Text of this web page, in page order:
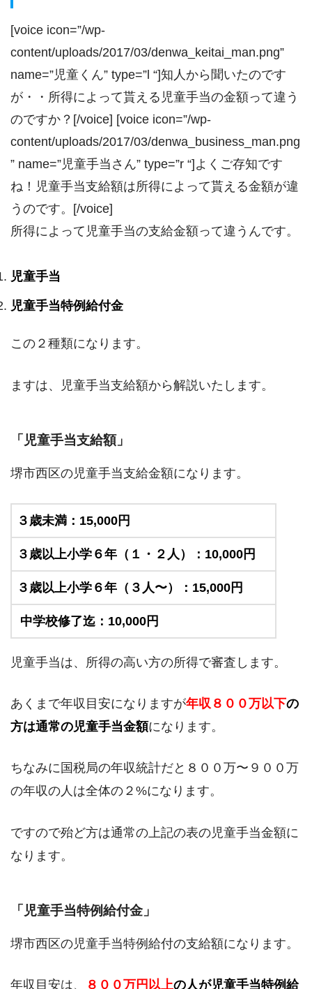
[voice icon=”/wp-
content/uploads/2017/03/denwa_keitai_man.png”
name=”児童くん” type=”l “]知人から聞いたのです
が・・所得によって貰える児童手当の金額って違う
のですか？[/voice] [voice icon=”/wp-
content/uploads/2017/03/denwa_business_man.png
” name=”児童手当さん” type=”r “]よくご存知です
ね！児童手当支給額は所得によって貰える金額が違
うのです。[/voice]
所得によって児童手当の支給金額って違うんです。
児童手当
児童手当特例給付金
この２種類になります。
ますは、児童手当支給額から解説いたします。
「児童手当支給額」
堺市西区の児童手当支給金額になります。
３歳未満：15,000円
３歳以上小学６年（１・２人）：10,000円
３歳以上小学６年（３人〜）：15,000円
中学校修了迄：10,000円
児童手当は、所得の高い方の所得で審査します。
あくまで年収目安になりますが年収８００万以下の
方は通常の児童手当金額になります。
ちなみに国税局の年収統計だと８００万〜９００万
の年収の人は全体の２%になります。
ですので殆ど方は通常の上記の表の児童手当金額に
なります。
「児童手当特例給付金」
堺市西区の児童手当特例給付の支給額になります。
年収目安は、 ８００万円以上の人が児童手当特例給